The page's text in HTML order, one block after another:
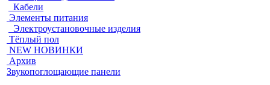
Кабели
Элементы питания
Электроустановочные изделия
Тёплый пол
NEW НОВИНКИ
Архив
Звукопоглощающие панели